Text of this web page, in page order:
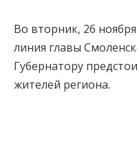
Во вторник, 26
линия главы
Губернатору
жителей региона.